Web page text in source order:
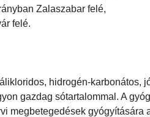
Zalaszabar felé,
felé.
hidrogén-karbonátos,
gazdag sótartalommal. A
megbetegedések gyógyítására